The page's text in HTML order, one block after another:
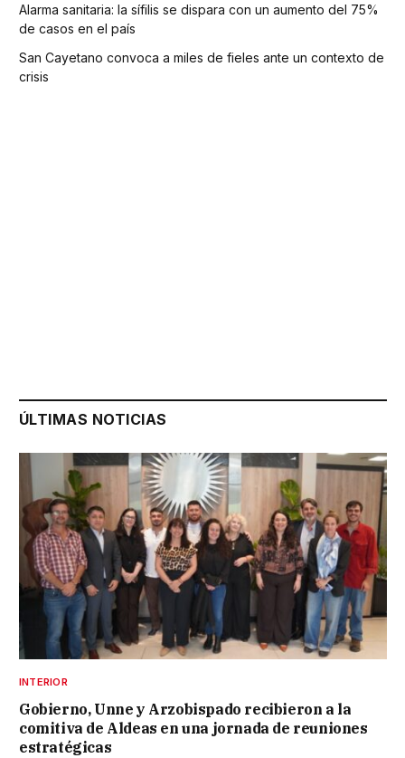
Alarma sanitaria: la sífilis se dispara con un aumento del 75%
de casos en el país
San Cayetano convoca a miles de fieles ante un contexto de
crisis
ÚLTIMAS NOTICIAS
INTERIOR
Gobierno, Unne y Arzobispado recibieron a la
comitiva de Aldeas en una jornada de reuniones
estratégicas